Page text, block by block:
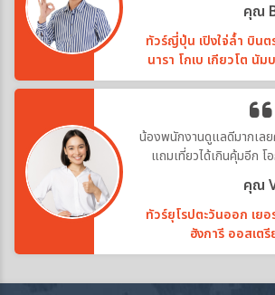
คุณ
ทัวร์ญี่ปุ่น เปิงใจ่ล้ำ บินต
นารา โกเบ เกียวโต นั
น้องพนักงานดูแลดีมากเลย
แถมเที่ยวได้เกินคุ้มอีก โ
บริษัทอีก
คุณ
ทัวร์ยุโรปตะวันออก เยอ
ฮังการี ออสเต